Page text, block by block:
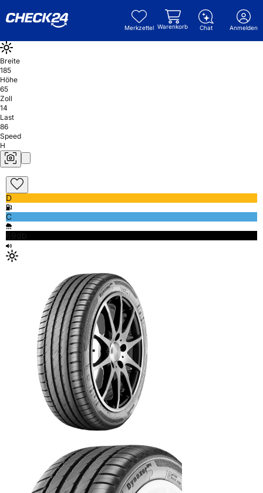
Merkzettel Warenkorb Chat Anmelden
Breite
185
Höhe
65
Zoll
14
Last
86
Speed
H
D
C
69db